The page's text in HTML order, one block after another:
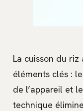
La cuisson du
éléments clés :
de l’appareil et
technique